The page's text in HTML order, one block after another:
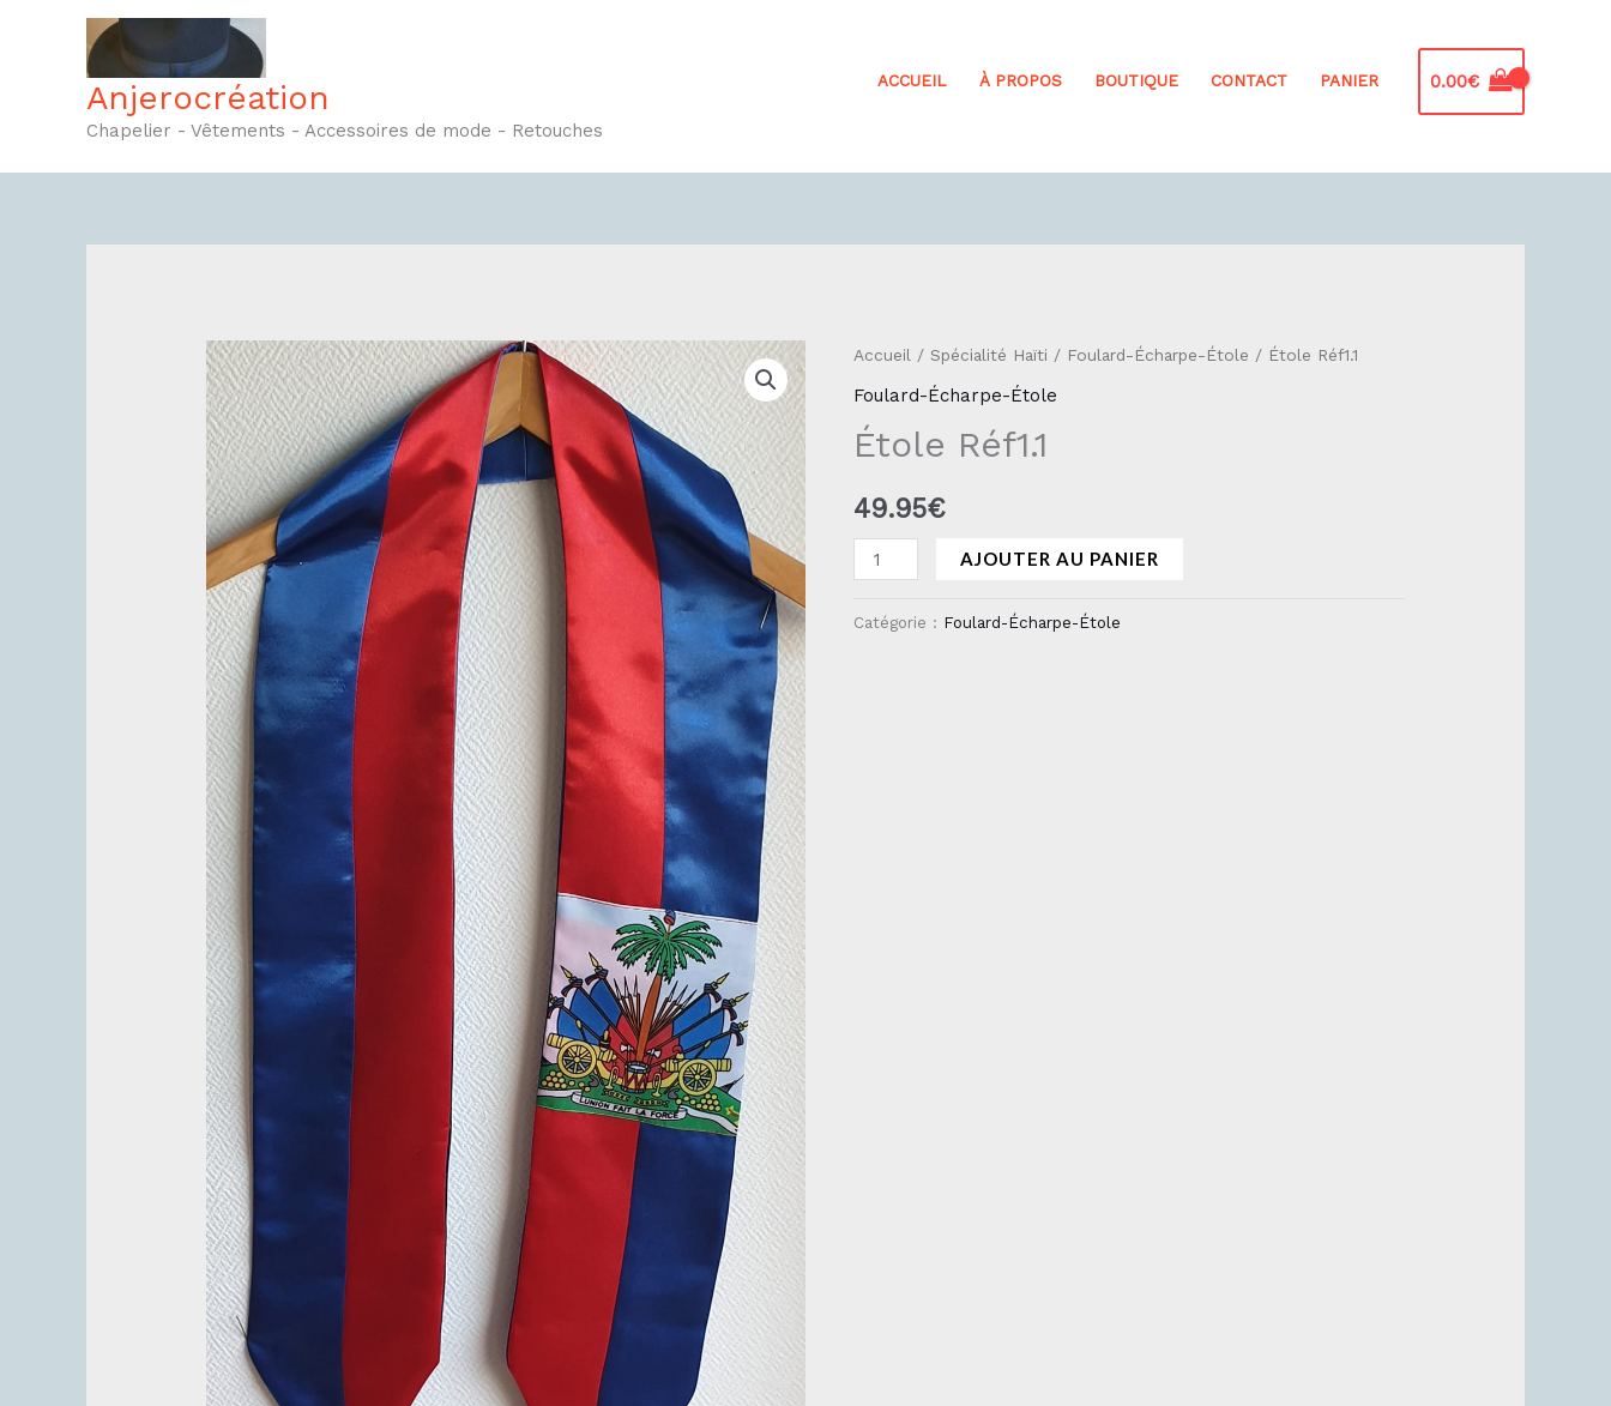
Anjerocréation
Chapelier - Vêtements - Accessoires de mode - Retouches
ACCUEIL À PROPOS BOUTIQUE CONTACT PANIER 0.00€
Accueil / Spécialité Haïti / Foulard-Écharpe-Étole / Étole Réf1.1
Foulard-Écharpe-Étole
Étole Réf1.1
49.95€
quantité
de
Étole
Réf1.1
AJOUTER AU PANIER
Catégorie : Foulard-Écharpe-Étole